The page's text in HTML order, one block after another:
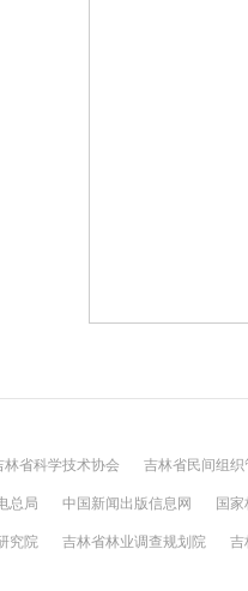
林省科学技术协会 吉林省民间组织
总局 中国新闻出版信息网 国
究院 吉林省林业调查规划院 吉